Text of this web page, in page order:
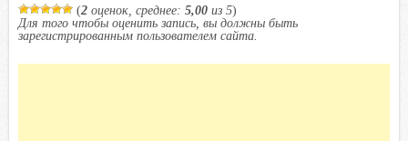
(2 оценок, среднее: 5,00 из 5)
Для того чтобы оценить запись, вы должны быть
зарегистрированным пользователем сайта.